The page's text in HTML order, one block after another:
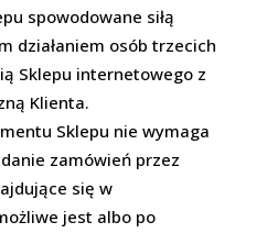
spowodowane siłą
działaniem osób trzecich
Sklepu internetowego z
Klienta.
Sklepu nie wymaga
zamówień przez
się w
jest albo po